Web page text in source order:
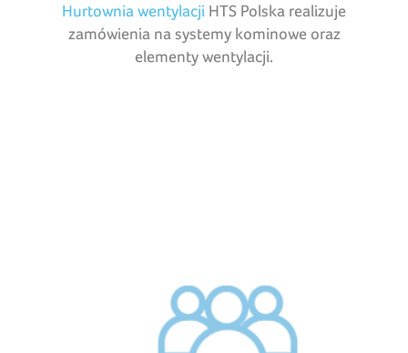
Hurtownia wentylacji HTS Polska realizuje
zamówienia na systemy kominowe oraz
elementy wentylacji.